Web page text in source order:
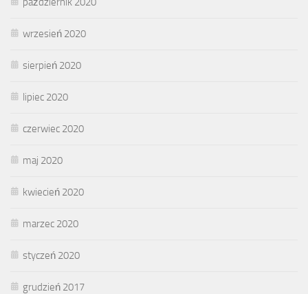
wrzesień 2020
sierpień 2020
lipiec 2020
czerwiec 2020
maj 2020
kwiecień 2020
marzec 2020
styczeń 2020
grudzień 2017